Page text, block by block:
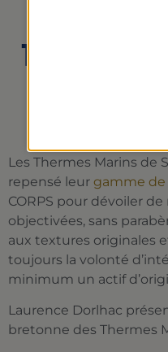
Les Thermes Marins
repensé leur gamme de
CORPS pour dévoiler
objectivées, sans
aux textures originales
toujours la volonté
minimum un actif
Laurence Dorlhac
bretonne des Thermes